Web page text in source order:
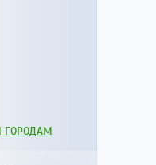
ГОРОДАМ